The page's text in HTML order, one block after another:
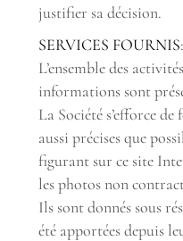
justifier sa décision.
SERVICES FOURNIS:
L’ensemble des
informations sont
La Société s’efforce
aussi précises que
figurant sur ce site
les photos non
Ils sont donnés sous
été apportées depuis